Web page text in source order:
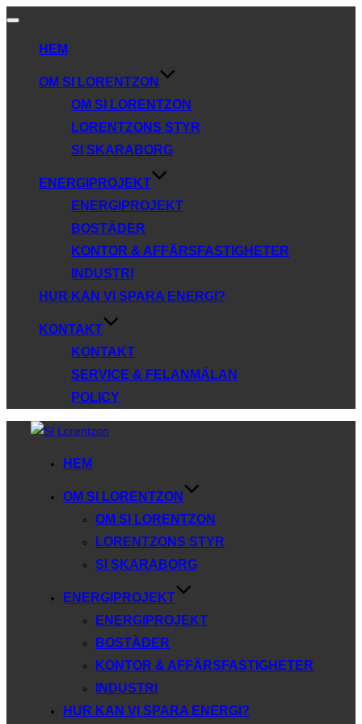
Slå
navigering
HEM
OM SI LORENTZON
OM SI LORENTZON
LORENTZONS STYR
SI SKARABORG
ENERGIPROJEKT
ENERGIPROJEKT
BOSTÄDER
KONTOR & AFFÄRSFASTIGHETER
INDUSTRI
HUR KAN VI SPARA ENERGI?
KONTAKT
KONTAKT
SERVICE & FELANMÄLAN
POLICY
Hoppa
HEM
OM SI LORENTZON
OM SI LORENTZON
LORENTZONS STYR
SI SKARABORG
ENERGIPROJEKT
ENERGIPROJEKT
BOSTÄDER
KONTOR & AFFÄRSFASTIGHETER
INDUSTRI
HUR KAN VI SPARA ENERGI?